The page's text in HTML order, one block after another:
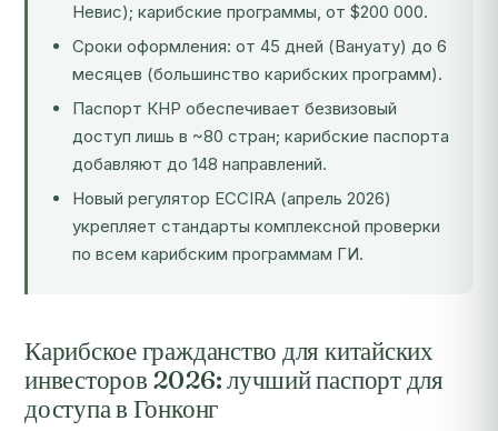
Невис); карибские программы, от $200 000.
Сроки оформления: от 45 дней (Вануату) до 6
месяцев (большинство карибских программ).
Паспорт КНР обеспечивает безвизовый
доступ лишь в ~80 стран; карибские паспорта
добавляют до 148 направлений.
Новый регулятор ECCIRA (апрель 2026)
укрепляет стандарты комплексной проверки
по всем карибским программам ГИ.
Карибское гражданство для китайских
инвесторов 2026: лучший паспорт для
доступа в Гонконг